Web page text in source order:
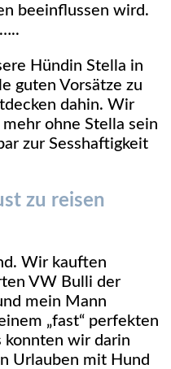
beeinflussen wird.
Hündin Stella in
guten Vorsätze zu
dahin. Wir
ohne Stella sein
zur Sesshaftigkeit
zu reisen
Wir kauften
VW Bulli der
mein Mann
„fast“ perfekten
konnten wir darin
Urlauben mit Hund